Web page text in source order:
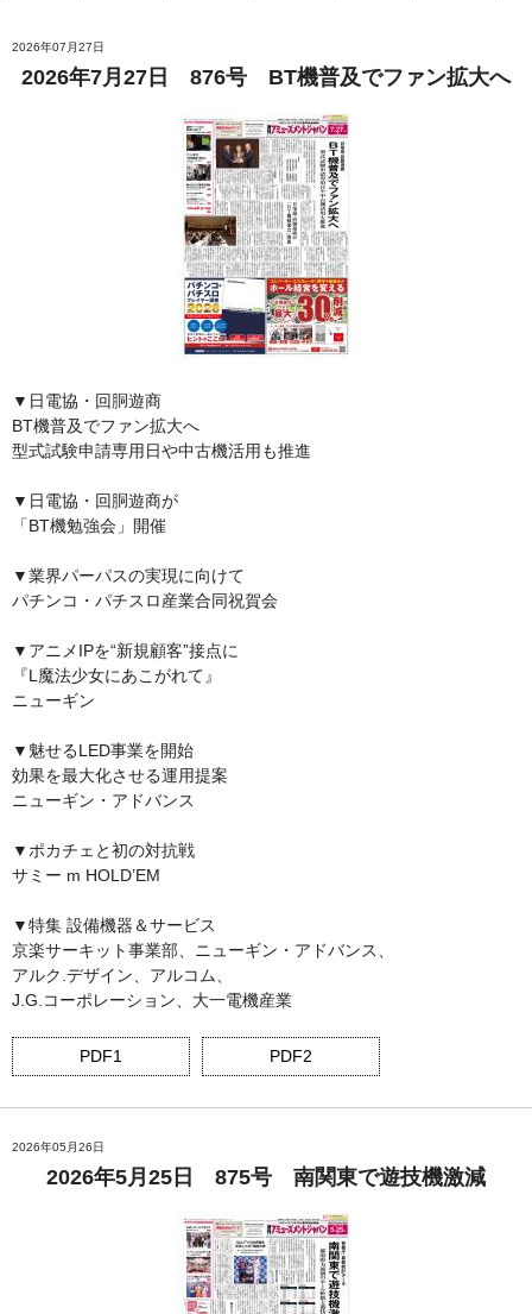
2026年07月27日
2026年7月27日 876号 BT機普及でファン拡大へ
▼日電協・回胴遊商
BT機普及でファン拡大へ
型式試験申請専用日や中古機活用も推進
▼日電協・回胴遊商が
「BT機勉強会」開催
▼業界パーパスの実現に向けて
パチンコ・パチスロ産業合同祝賀会
▼アニメIPを“新規顧客”接点に
『L魔法少女にあこがれて』
ニューギン
▼魅せるLED事業を開始
効果を最大化させる運用提案
ニューギン・アドバンス
▼ポカチェと初の対抗戦
サミー m HOLD’EM
▼特集 設備機器＆サービス
京楽サーキット事業部、ニューギン・アドバンス、
アルク.デザイン、アルコム、
J.G.コーポレーション、大一電機産業
PDF1 PDF2
2026年05月26日
2026年5月25日 875号 南関東で遊技機激減